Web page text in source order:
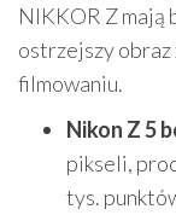
NIKKOR Z mają
ostrzejszy
filmowaniu.
Nikon Z 5
pikseli,
tys.